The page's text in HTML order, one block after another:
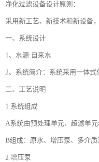
净化过滤设备设计原则：
采用新工艺、新技术和新设备
一、系统设计
1、水源:自来水
2、系统简介：系统采用一体
二、工艺说明
1 系统组成
A系统由预处理单元、超滤单元
B组成：原水、增压泵、多介质
2 增压泵